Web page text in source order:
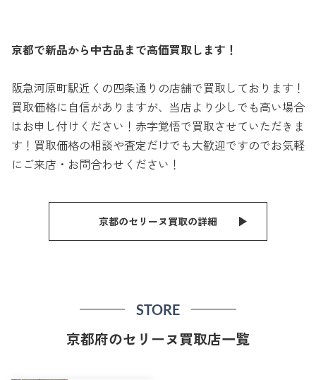
京都で新品から中古品まで高価買取します！
阪急河原町駅近くの四条通りの店舗で買取しております！
買取価格に自信がありますが、当店より少しでも高い場合
はお申し付けください！赤字覚悟で買取させていただきま
す！買取価格の相談や査定だけでも大歓迎ですのでお気軽
にご来店・お問合わせください！
京都のセリーヌ買取の詳細
STORE
京都府のセリーヌ買取店一覧